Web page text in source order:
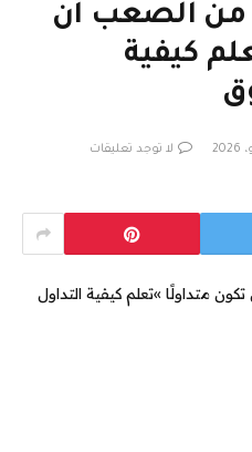
من الصعب أن
كيفية
لا توجد تعليقات